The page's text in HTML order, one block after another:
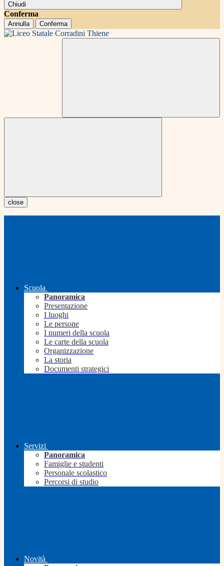
Chiudi
Conferma
Annulla Conferma
close
Scuola
Panoramica
Presentazione
I luoghi
Le persone
I numeri della scuola
Le carte della scuola
Organizzazione
La storia
Documenti strategici
Servizi
Panoramica
Famiglie e studenti
Personale scolastico
Percorsi di studio
Novità